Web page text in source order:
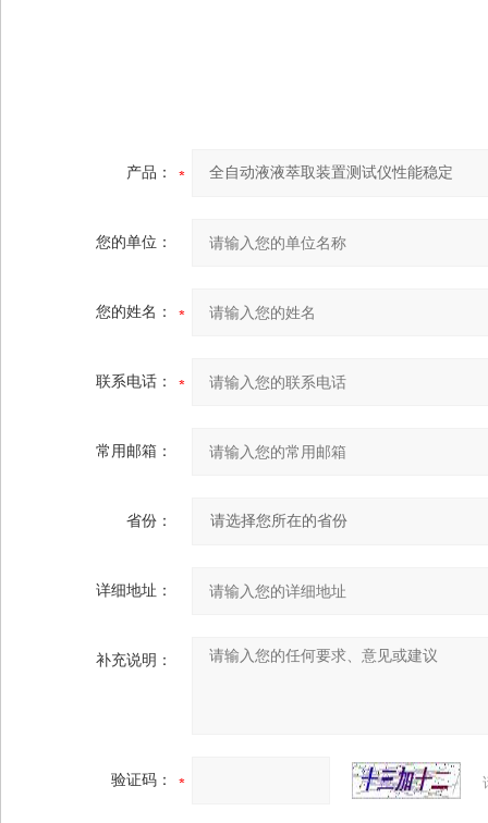
产品：
您的单位：
您的姓名：
联系电话：
常用邮箱：
省份：
详细地址：
补充说明：
验证码：